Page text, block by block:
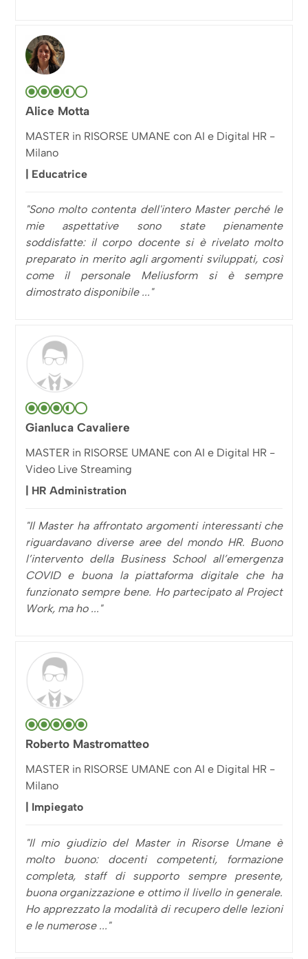
Alice Motta
MASTER in RISORSE UMANE con AI e Digital HR -
Milano
| Educatrice
"Sono molto contenta dell'intero Master perché le
mie aspettative sono state pienamente
soddisfatte: il corpo docente si è rivelato molto
preparato in merito agli argomenti sviluppati, così
come il personale Meliusform si è sempre
dimostrato disponibile ..."
Gianluca Cavaliere
MASTER in RISORSE UMANE con AI e Digital HR -
Video Live Streaming
| HR Administration
"Il Master ha affrontato argomenti interessanti che
riguardavano diverse aree del mondo HR. Buono
l’intervento della Business School all’emergenza
COVID e buona la piattaforma digitale che ha
funzionato sempre bene. Ho partecipato al Project
Work, ma ho ..."
Roberto Mastromatteo
MASTER in RISORSE UMANE con AI e Digital HR -
Milano
| Impiegato
"Il mio giudizio del Master in Risorse Umane è
molto buono: docenti competenti, formazione
completa, staff di supporto sempre presente,
buona organizzazione e ottimo il livello in generale.
Ho apprezzato la modalità di recupero delle lezioni
e le numerose ..."